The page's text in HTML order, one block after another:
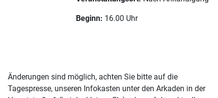
Beginn: 16.00 Uhr
Änderungen sind möglich, achten Sie bitte auf die
Tagespresse, unseren Infokasten unter den Arkaden in der